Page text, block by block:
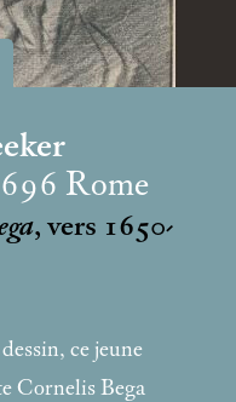
Rome
, vers 1650-
ce jeune
Cornelis Bega